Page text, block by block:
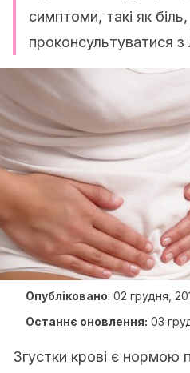
симптоми, такі як
проконсультуватися з
Опубліковано: 02 грудня,
Останнє оновлення: 03
Згустки крові є нормою